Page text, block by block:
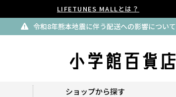
LIFETUNES MALLとは？
令和8年熊本地震に伴う配送への影響について
ショップから探す